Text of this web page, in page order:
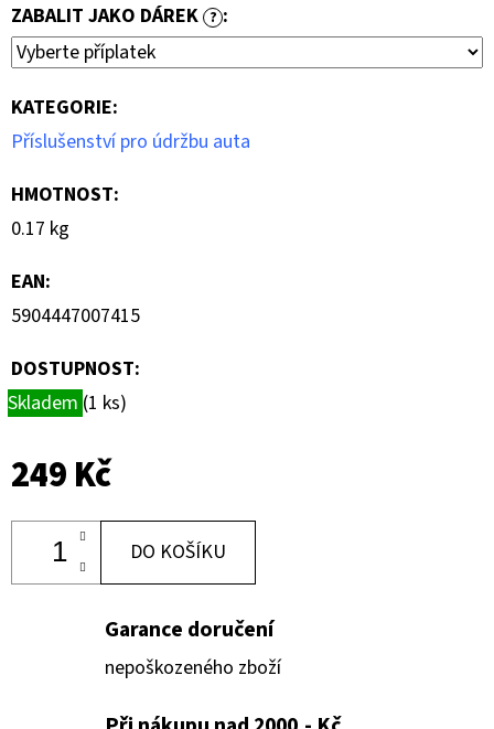
ZABALIT JAKO DÁREK ? :
KATEGORIE:
Příslušenství pro údržbu auta
HMOTNOST:
0.17 kg
EAN:
5904447007415
DOSTUPNOST:
Skladem (1 ks)
249 Kč
DO KOŠÍKU
Garance doručení
nepoškozeného zboží